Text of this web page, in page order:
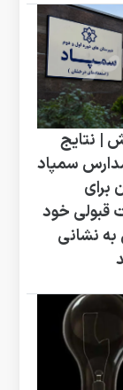
| نتایج
سمپاد
برای
قبولی خود
نشانی